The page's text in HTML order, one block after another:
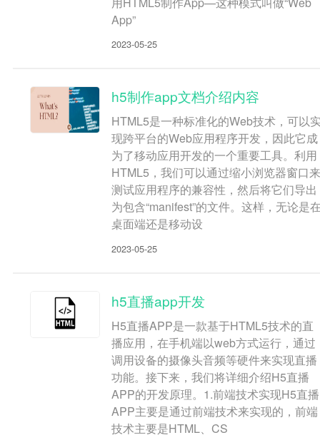
App”
2023-05-25
h5制作app文档介绍内容
HTML5是一种标准化的Web技术，可以
现跨平台的Web应用程序开发，因此它成
为了移动应用开发的一个重要工具。利用
HTML5，我们可以通过缩小浏览器窗口来
测试应用程序的兼容性，然后将它们导出
为包含“manifest”的文件。这样，无论是
桌面端还是移动设
2023-05-25
h5直播app开发
H5直播APP是一款基于HTML5技术的直
播应用，在手机端以web方式运行，通过
调用设备的摄像头音频等硬件来实现直播
功能。接下来，我们将详细介绍H5直播
APP的开发原理。1.前端技术实现H5直播
APP主要是通过前端技术来实现的，前端
技术主要是HTML、CS